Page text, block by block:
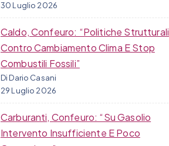
30 Luglio 2026
Caldo, Confeuro: “Politiche Strutturali
Contro Cambiamento Clima E Stop
Combustili Fossili”
Di Dario Casani
29 Luglio 2026
Carburanti, Confeuro: “Su Gasolio
Intervento Insufficiente E Poco